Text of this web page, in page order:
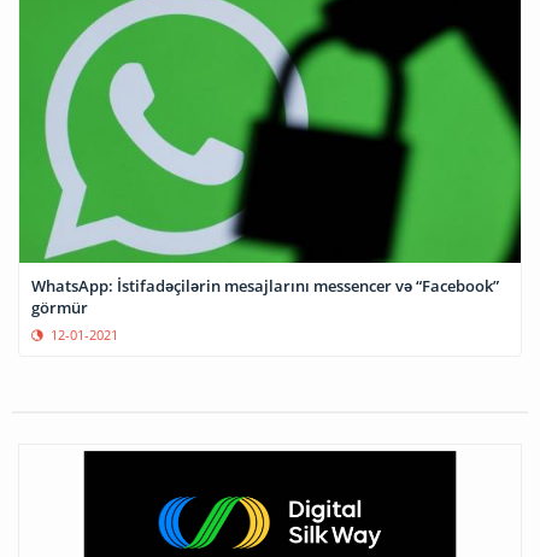
WhatsApp: İstifadəçilərin mesajlarını messencer və “Facebook”
görmür
12-01-2021